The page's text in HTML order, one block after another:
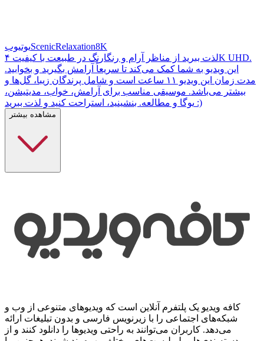
یوتیوبScenicRelaxation8K
لذت ببرید از مناظر آرام و رنگارنگ در طبیعت با کیفیت ۴K UHD.
این ویدیو به شما کمک می‌کند تا سریعاً آرامش بگیرید و بخوابید.
مدت زمان این ویدیو ۱۱ ساعت است و شامل پرندگان زیبا، گل‌ها و
بیشتر می‌باشد. موسیقی مناسب برای آرامش، خواب، مدیتیشن،
یوگا و مطالعه. بنشینید، استراحت کنید و لذت ببرید :)
مشاهده بیشتر
کافه ویدیو یک پلتفرم آنلاین است که ویدیوهای متنوعی از وب و
شبکه‌های اجتماعی را با زیرنویس فارسی و بدون تبلیغات ارائه
می‌دهد. کاربران می‌توانند به راحتی ویدیوها را دانلود کنند و از